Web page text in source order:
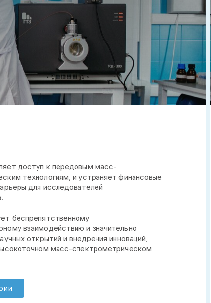
доступ к передовым масс-
технологиям, и устраняет финансовые
для исследователей
беспрепятственному
взаимодействию и значительно
открытий и внедрения инноваций,
масс-спектрометрическом